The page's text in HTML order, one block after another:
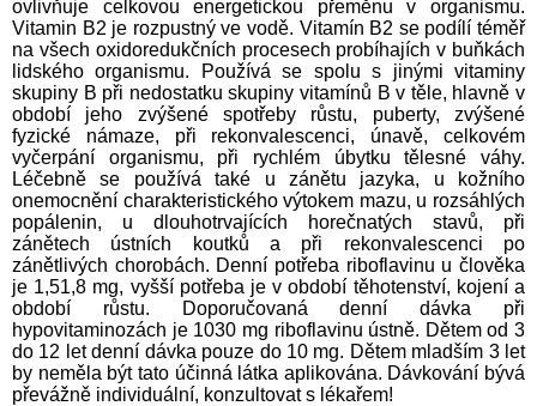
ovlivňuje celkovou energetickou přeměnu v organismu.
Vitamin B2 je rozpustný ve vodě. Vitamín B2 se podílí téměř
na všech oxidoredukčních procesech probíhajích v buňkách
lidského organismu. Používá se spolu s jinými vitaminy
skupiny B při nedostatku skupiny vitamínů B v těle, hlavně v
období jeho zvýšené spotřeby růstu, puberty, zvýšené
fyzické námaze, při rekonvalescenci, únavě, celkovém
vyčerpání organismu, při rychlém úbytku tělesné váhy.
Léčebně se používá také u zánětu jazyka, u kožního
onemocnění charakteristického výtokem mazu, u rozsáhlých
popálenin, u dlouhotrvajících horečnatých stavů, při
zánětech ústních koutků a při rekonvalescenci po
zánětlivých chorobách. Denní potřeba riboflavinu u člověka
je 1,51,8 mg, vyšší potřeba je v období těhotenství, kojení a
období růstu. Doporučovaná denní dávka při
hypovitaminozách je 1030 mg riboflavinu ústně. Dětem od 3
do 12 let denní dávka pouze do 10 mg. Dětem mladším 3 let
by neměla být tato účinná látka aplikována. Dávkování bývá
převážně individuální, konzultovat s lékařem!